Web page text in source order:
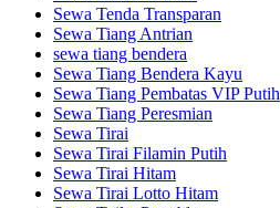
Sewa Tenda Transparan
Sewa Tiang Antrian
sewa tiang bendera
Sewa Tiang Bendera Kayu
Sewa Tiang Pembatas VIP Putih
Sewa Tiang Peresmian
Sewa Tirai
Sewa Tirai Filamin Putih
Sewa Tirai Hitam
Sewa Tirai Lotto Hitam